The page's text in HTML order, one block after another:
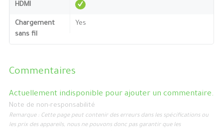
HDMI
Chargement
sans fil
Yes
Commentaires
Actuellement indisponible pour ajouter un commentaire.
Note de non-responsabilité
Remarque : Cette page peut contenir des erreurs dans les spécifications ou
les prix des appareils, nous ne pouvons donc pas garantir que les